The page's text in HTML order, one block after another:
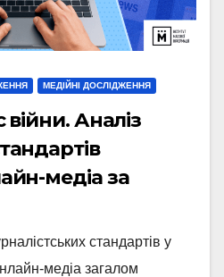
МЕДІЙНІ ДОСЛІДЖЕННЯ
Аналіз
медіа за
стандартів у
медіа загалом